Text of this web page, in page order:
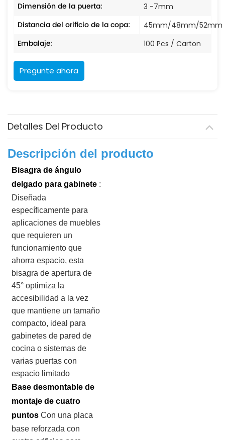
Dimensión de la puerta: 3 -7mm
Distancia del orificio de la copa: 45mm/48mm/52mm
Embalaje: 100 Pcs / Carton
Pregunte ahora
Detalles Del Producto
Descripción del producto
Bisagra de ángulo
delgado para gabinete :
Diseñada
específicamente para
aplicaciones de muebles
que requieren un
funcionamiento que
ahorra espacio, esta
bisagra de apertura de
45° optimiza la
accesibilidad a la vez
que mantiene un tamaño
compacto, ideal para
gabinetes de pared de
cocina o sistemas de
varias puertas con
espacio limitado
Base desmontable de
montaje de cuatro
puntos Con una placa
base reforzada con